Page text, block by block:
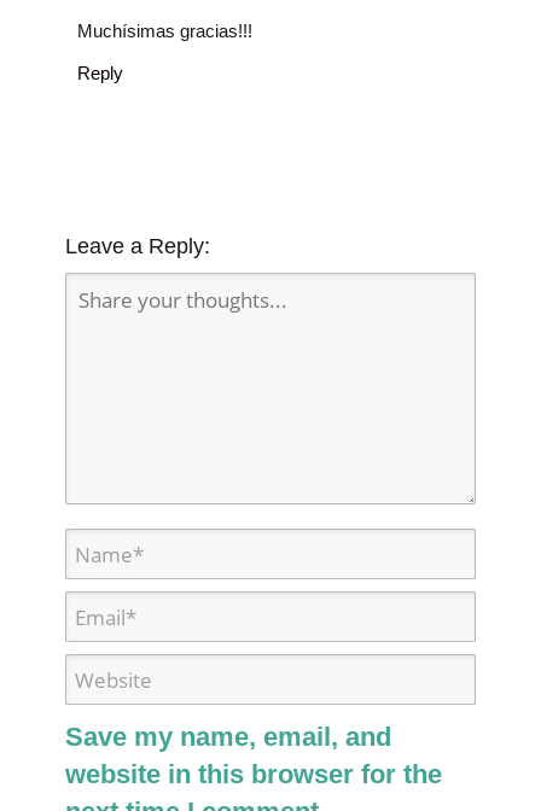
Muchísimas gracias!!!
Reply
Leave a Reply:
Save my name, email, and
website in this browser for the